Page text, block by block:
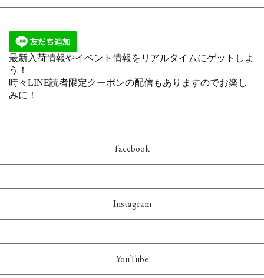
facebook
Instagram
YouTube